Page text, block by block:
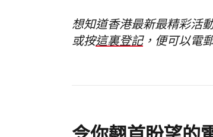
想知道香港最新最精彩活
或按這裏登記，便可以電